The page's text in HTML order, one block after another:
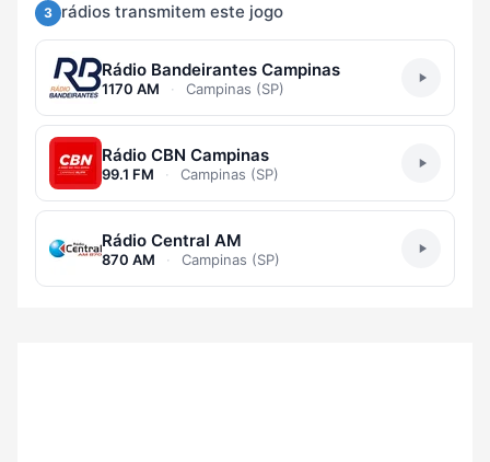
3 rádios transmitem este jogo
Rádio Bandeirantes Campinas
1170 AM · Campinas (SP)
Rádio CBN Campinas
99.1 FM · Campinas (SP)
Rádio Central AM
870 AM · Campinas (SP)